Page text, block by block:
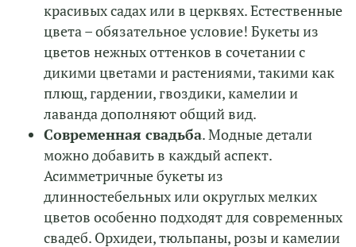
красивых садах или в церквях. Естественные
цвета – обязательное условие! Букеты из
цветов нежных оттенков в сочетании с
дикими цветами и растениями, такими как
плющ, гардении, гвоздики, камелии и
лаванда дополняют общий вид.
Современная свадьба. Модные детали
можно добавить в каждый аспект.
Асимметричные букеты из
длинностебельных или округлых мелких
цветов особенно подходят для современных
свадеб. Орхидеи, тюльпаны, розы и камелии